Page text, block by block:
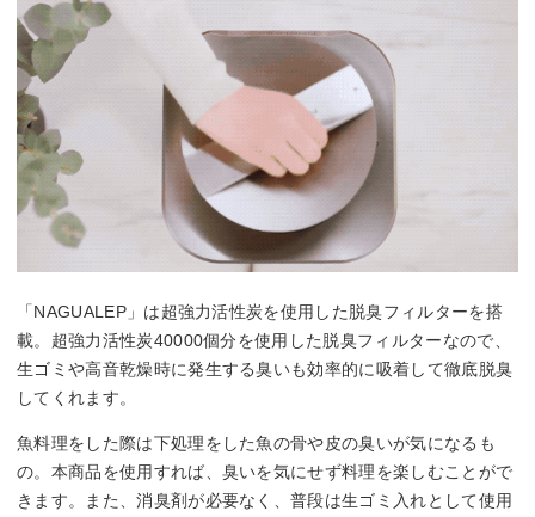
「NAGUALEP」は超強力活性炭を使用した脱臭フィルターを搭
載。超強力活性炭40000個分を使用した脱臭フィルターなので、
生ゴミや高音乾燥時に発生する臭いも効率的に吸着して徹底脱臭
してくれます。
魚料理をした際は下処理をした魚の骨や皮の臭いが気になるも
の。本商品を使用すれば、臭いを気にせず料理を楽しむことがで
きます。また、消臭剤が必要なく、普段は生ゴミ入れとして使用